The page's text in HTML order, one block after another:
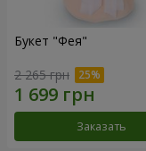
Букет "Фея"
2 265 грн
Заказать